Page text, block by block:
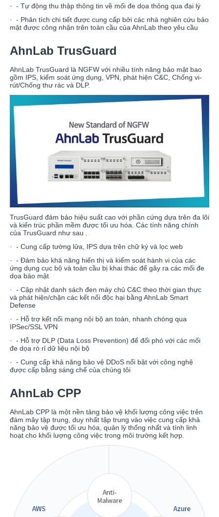
· - Tự động thu thập thông tin về mối đe dọa thông qua đại lý
· - Phân tích chi tiết được cung cấp bởi các nhà nghiên cứu bảo
mật được công nhận trên toàn cầu của AhnLab theo yêu cầu
AhnLab TrusGuard
AhnLab TrusGuard là NGFW với nhiều tính năng bảo mật bao
gồm IPS, kiểm soát ứng dụng, VPN, phát hiện C&C, Chống vi-
rút/Chống thư rác và DLP.
TrusGuard đảm bảo hiệu suất cao với phần cứng dựa trên đa lõi
và kiến trúc phần mềm được tối ưu hóa. Các tính năng chính
của TrusGuard như sau .
· - Cung cấp tường lửa, IPS dựa trên chữ ký và lọc web
· - Đảm bảo khả năng hiển thị và kiểm soát hành vi của các
ứng dụng cục bộ và toàn cầu bị khai thác để gây ra các mối đe
dọa bảo mật
· - Cập nhật danh sách đen máy chủ C&C theo thời gian thực
và phát hiện/chặn các kết nối độc hại bằng AhnLab Smart
Defense
· - Hỗ trợ kết nối mạng nội bộ an toàn, nhanh chóng qua
IPSec/SSL VPN
· - Hỗ trợ DLP (Data Loss Prevention) để đối phó với các mối
đe dọa rò rỉ dữ liệu nội bộ
· - Cung cấp khả năng bảo vệ DDoS nổi bật với công nghệ
được cấp bằng sáng chế của chúng tôi
AhnLab CPP
AhnLab CPP là một nền tảng bảo vệ khối lượng công việc trên
đám mây tập trung, duy nhất tập trung vào việc cung cấp khả
năng bảo vệ được tối ưu hóa, quản lý thống nhất và tính linh
hoạt cho khối lượng công việc trong môi trường kết hợp.